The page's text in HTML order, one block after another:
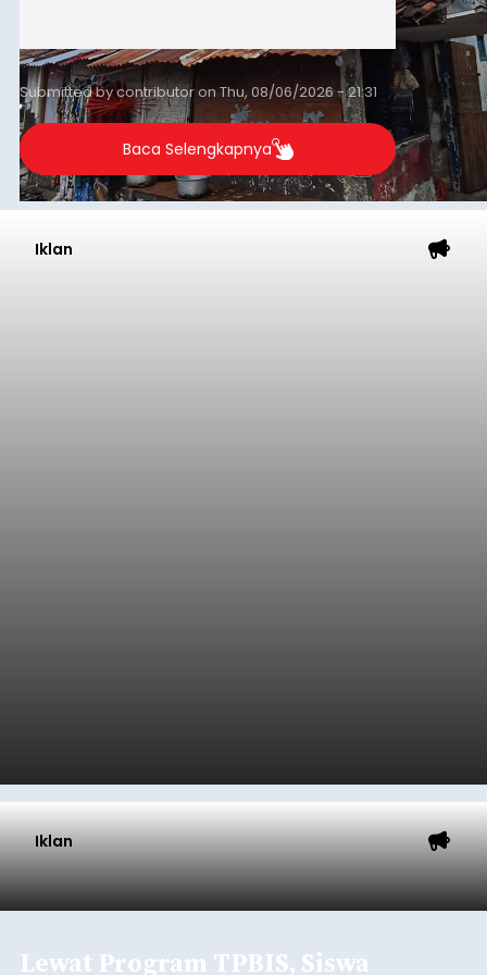
Submitted bycontributoronThu, 08/06/2026 - 21:31
Baca Selengkapnya
Iklan
Iklan
Lewat Program TPBIS, Siswa